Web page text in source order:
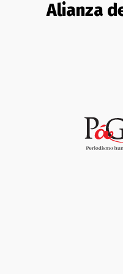
Alianza